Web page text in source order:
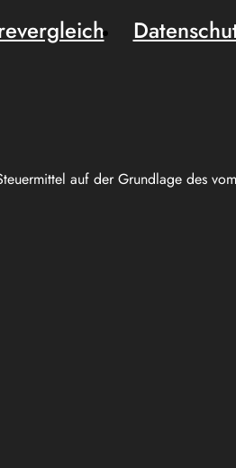
auf der Grundlage des